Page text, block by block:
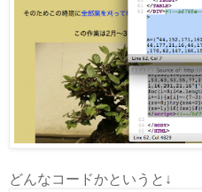
どんなコードかというと↓